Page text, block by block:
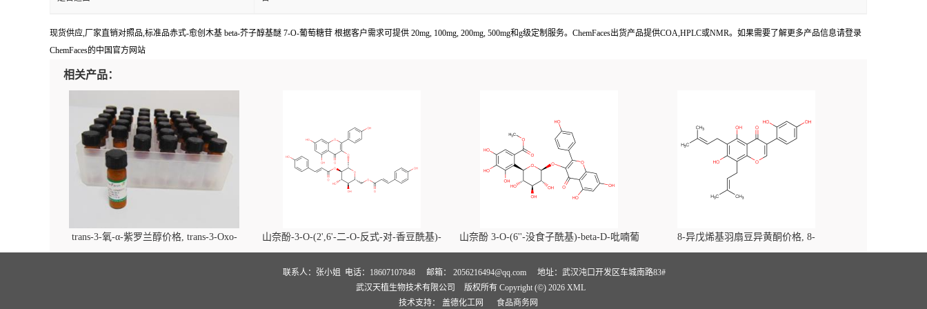
现货供应,厂家直销对照品,标准品赤式-愈创木基 beta-芥子醇基醚 7-O-葡萄糖苷 根据客户需求可提供 20mg, 100mg, 200mg, 500mg和g级定制服务。ChemFaces出货产品提供COA,HPLC或NMR。如果需要了解更多产品信息请登录
ChemFaces的中国官方网站
相关产品：
trans-3-氧-α-紫罗兰醇价格, trans-3-Oxo-
alpha-ionol对照品, CAS号:896107-70-3
山奈酚-3-O-(2',6'-二-O-反式-对-香豆酰基)-
beta-D-吡喃葡萄糖苷价格, Kaempferol-3-O-
(2',6'-di-O-trans-p-coumaroyl)-beta-D-
glucopyranoside对照品, CAS号:121651-61-4
山奈酚 3-O-(6''-没食子酰基)-beta-D-吡喃葡
萄糖苷价格, Kaempferol 3-O-(6''-galloyl)-
beta-D-glucopyranoside对照品, CAS
号:56317-05-6
8-异戊烯基羽扇豆异黄酮价格, 8-
Prenylluteone对照品, CAS号:125002-91-7
联系人：张小姐 电话：18607107848 邮箱： 2056216494@qq.com
地址：武汉沌口开发区车城南路83#
武汉天植生物技术有限公司
版权所有 Copyright (©) 2026 XML
技术支持： 盖德化工网 食品商务网